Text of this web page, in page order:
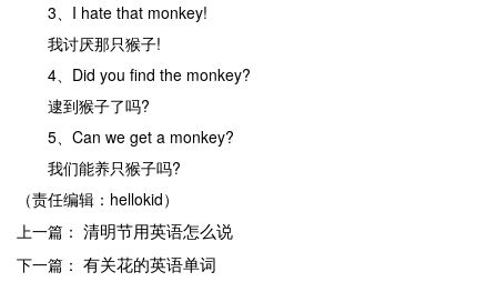
3、I hate that monkey!
我讨厌那只猴子!
4、Did you find the monkey?
逮到猴子了吗?
5、Can we get a monkey?
我们能养只猴子吗?
（责任编辑：hellokid）
上一篇： 清明节用英语怎么说
下一篇： 有关花的英语单词